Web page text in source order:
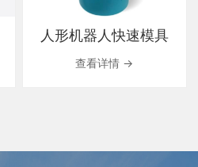
人形机器人快速模具
查看详情 →